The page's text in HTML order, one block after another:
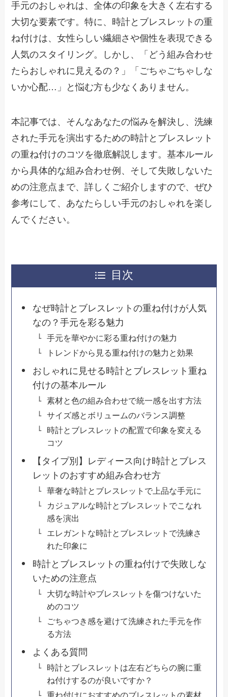
手元のおしゃれは、全体の印象を大きく左右する
大切な要素です。特に、時計とブレスレットの重
ね付けは、女性らしい繊細さや個性を表現できる
人気のスタイリング。しかし、「どう組み合わせ
たらおしゃれに見えるの？」「ごちゃごちゃしな
いか心配…」と悩む方も少なくありません。
本記事では、そんなあなたの悩みを解決し、洗練
された手元を演出するための時計とブレスレット
の重ね付けのコツを徹底解説します。基本ルール
から具体的な組み合わせ例、そして失敗しないた
めの注意点まで、詳しくご紹介しますので、ぜひ
参考にして、あなたらしい手元のおしゃれを楽し
んでください。
目次
なぜ時計とブレスレットの重ね付けが人気
なの？手元を彩る魅力
手元を華やかに彩る重ね付けの魅力
トレンドから見る重ね付けの魅力と効果
おしゃれに見せる時計とブレスレット重ね
付けの基本ルール
素材と色の組み合わせで統一感を出す方法
サイズ感とボリュームのバランス調整
時計とブレスレットの配置で印象を変える
コツ
【タイプ別】レディース向け時計とブレス
レットのおすすめ組み合わせ方
華奢な時計とブレスレットで上品な手元に
カジュアルな時計とブレスレットでこなれ
感を演出
エレガントな時計とブレスレットで洗練さ
れた印象に
時計とブレスレットの重ね付けで失敗しな
いための注意点
大切な時計やブレスレットを傷つけないた
めのコツ
ごちゃつき感を避けて洗練された手元を作
る方法
よくある質問
時計とブレスレットは左右どちらの腕に重
ね付けするのが良いですか？
重ね付けにおすすめのブレスレットの素材